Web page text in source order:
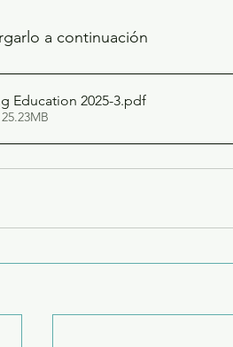
a continuación
Education 2025-3.pdf